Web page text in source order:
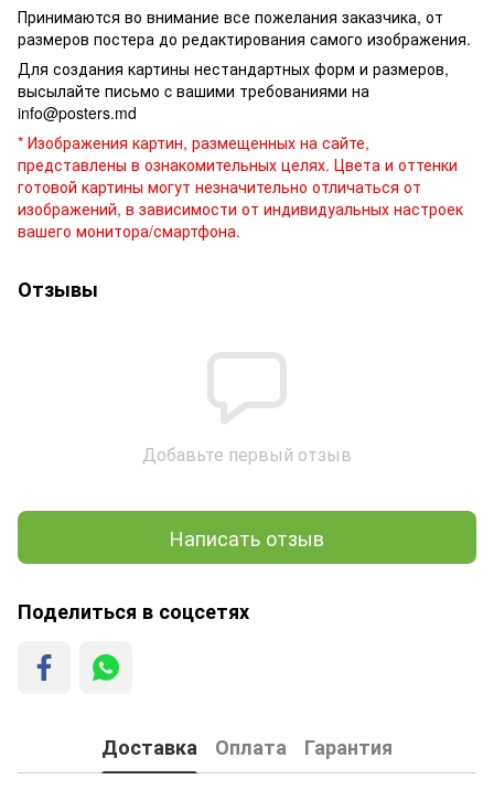
Принимаются во внимание все пожелания заказчика, от
размеров постера до редактирования самого изображения.
Для создания картины нестандартных форм и размеров,
высылайте письмо c вашими требованиями на
info@posters.md
* Изображения картин, размещенных на сайте,
представлены в ознакомительных целях. Цвета и оттенки
готовой картины могут незначительно отличаться от
изображений, в зависимости от индивидуальных настроек
вашего монитора/смартфона.
Отзывы
Добавьте первый отзыв
Написать отзыв
Поделиться в соцсетях
Доставка Оплата Гарантия